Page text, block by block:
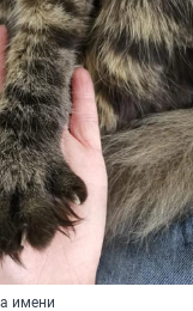
имени